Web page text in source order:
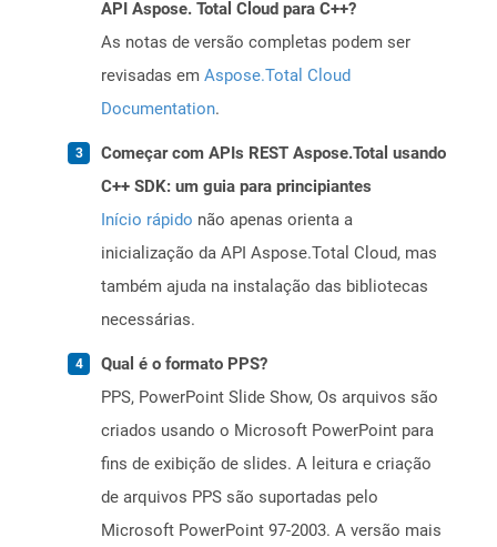
API Aspose. Total Cloud para C++?
As notas de versão completas podem ser
revisadas em Aspose.Total Cloud
Documentation.
Começar com APIs REST Aspose.Total usando
C++ SDK: um guia para principiantes
Início rápido não apenas orienta a
inicialização da API Aspose.Total Cloud, mas
também ajuda na instalação das bibliotecas
necessárias.
Qual é o formato PPS?
PPS, PowerPoint Slide Show, Os arquivos são
criados usando o Microsoft PowerPoint para
fins de exibição de slides. A leitura e criação
de arquivos PPS são suportadas pelo
Microsoft PowerPoint 97-2003. A versão mais